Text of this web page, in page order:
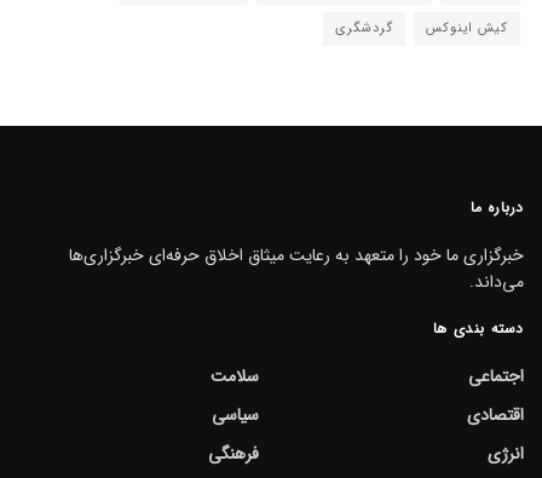
کیش اینوکس
گردشگری
درباره ما
خبرگزاری ما خود را متعهد به رعایت میثاق اخلاق حرفه‌ای خبرگزاری‌ها
می‌داند.
دسته بندی ها
اجتماعی
اقتصادی
انرژی
سلامت
سیاسی
فرهنگی